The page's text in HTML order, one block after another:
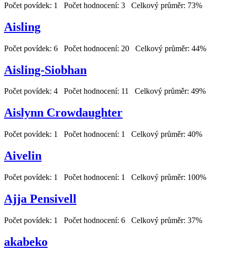
Počet povídek: 1 Počet hodnocení: 3 Celkový průměr: 73%
Aisling
Počet povídek: 6 Počet hodnocení: 20 Celkový průměr: 44%
Aisling-Siobhan
Počet povídek: 4 Počet hodnocení: 11 Celkový průměr: 49%
Aislynn Crowdaughter
Počet povídek: 1 Počet hodnocení: 1 Celkový průměr: 40%
Aivelin
Počet povídek: 1 Počet hodnocení: 1 Celkový průměr: 100%
Ajja Pensivell
Počet povídek: 1 Počet hodnocení: 6 Celkový průměr: 37%
akabeko